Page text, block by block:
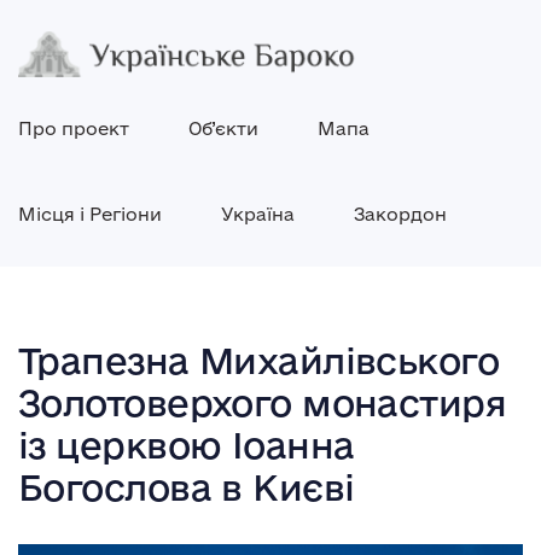
Про проект Об’єкти Мапа
Місця і Регіони Україна Закордон
Трапезна Михайлівського
Золотоверхого монастиря
із церквою Іоанна
Богослова в Києві